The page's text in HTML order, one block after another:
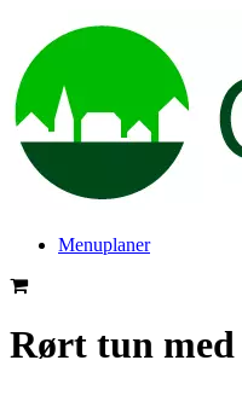
Menuplaner
Rørt tun med